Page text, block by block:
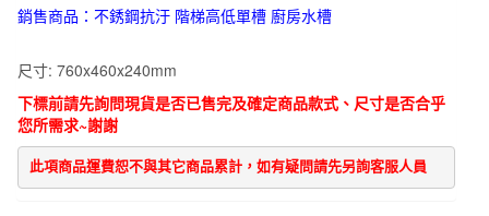
抗
階
梯
高
單
銷售商品：不銹鋼抗汙 階梯高低單槽 廚房水槽
尺寸: 760x460x240mm
下標前請先詢問現貨是否已售完及確定商品款式、尺寸是否合乎
您所需求~謝謝
此項商品運費恕不與其它商品累計，如有疑問請先另詢客服人員